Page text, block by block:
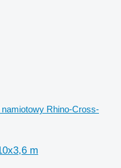
namiotowy Rhino-Cross-
m